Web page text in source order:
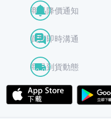
商品降價通知
買賣即時溝通
商品到貨動態
APP Store